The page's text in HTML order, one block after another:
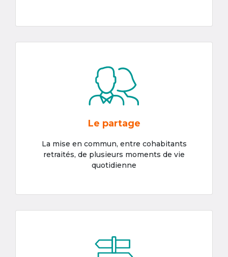
Le partage
La mise en commun, entre cohabitants
retraités, de plusieurs moments de vie
quotidienne